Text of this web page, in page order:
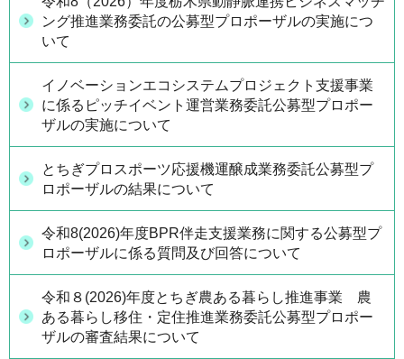
ング推進業務委託の公募型プロポーザルの実施につ
いて
イノベーションエコシステムプロジェクト支援事業
に係るピッチイベント運営業務委託公募型プロポー
ザルの実施について
とちぎプロスポーツ応援機運醸成業務委託公募型プ
ロポーザルの結果について
令和8(2026)年度BPR伴走支援業務に関する公募型プ
ロポーザルに係る質問及び回答について
令和８(2026)年度とちぎ農ある暮らし推進事業 農
ある暮らし移住・定住推進業務委託公募型プロポー
ザルの審査結果について